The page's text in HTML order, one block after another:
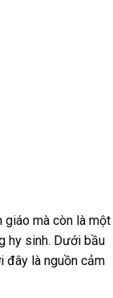
giáo mà còn là một
hy sinh. Dưới bầu
đây là nguồn cảm